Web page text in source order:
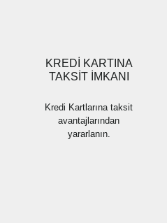
KREDİ KARTINA
TAKSİT İMKANI
Kredi Kartlarına taksit
avantajlarından
yararlanın.